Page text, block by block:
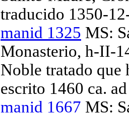
traducido 1350-
manid 1325 MS:
Monasterio, h-II-
Noble tratado que
escrito 1460 ca.
manid 1667 MS: